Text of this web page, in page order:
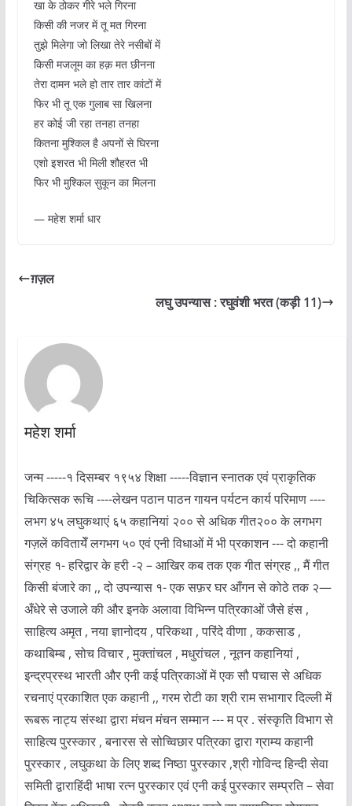
खा के ठोकर गीरे भले गिरना
किसी की नजर में तू मत गिरना
तुझे मिलेगा जो लिखा तेरे नसीबों में
किसी मजलूम का हक़ मत छीनना
तेरा दामन भले हो तार तार कांटों में
फिर भी तू एक गुलाब सा खिलना
हर कोई जी रहा तनहा तनहा
कितना मुश्किल है अपनों से घिरना
एशो इशरत भी मिली शौहरत भी
फिर भी मुश्किल सुकून का मिलना
— महेश शर्मा धार
ग़ज़ल
लघु उपन्यास : रघुवंशी भरत (कड़ी 11)
महेश शर्मा
जन्म -----१ दिसम्बर १९५४ शिक्षा -----विज्ञान स्नातक एवं प्राकृतिक
चिकित्सक रूचि ----लेखन पठान पाठन गायन पर्यटन कार्य परिमाण ----
लभग ४५ लघुकथाएं ६५ कहानियां २०० से अधिक गीत२०० के लगभग
गज़लें कवितायेँ लगभग ५० एवं एनी विधाओं में भी प्रकाशन --- दो कहानी
संग्रह १- हरिद्वार के हरी -२ – आखिर कब तक एक गीत संग्रह ,, मैं गीत
किसी बंजारे का ,, दो उपन्यास १- एक सफ़र घर आँगन से कोठे तक २—
अँधेरे से उजाले की और इनके अलावा विभिन्न पत्रिकाओं जैसे हंस ,
साहित्य अमृत , नया ज्ञानोदय , परिकथा , परिंदे वीणा , ककसाड ,
कथाबिम्ब , सोच विचार , मुक्तांचल , मधुरांचल , नूतन कहानियां ,
इन्द्रप्रस्थ भारती और एनी कई पत्रिकाओं में एक सौ पचास से अधिक
रचनाएं प्रकाशित एक कहानी ,, गरम रोटी का श्री राम सभागार दिल्ली में
रूबरू नाट्य संस्था द्वारा मंचन मंचन सम्मान --- म प्र . संस्कृति विभाग से
साहित्य पुरस्कार , बनारस से सोच्विछार पत्रिका द्वारा ग्राम्य कहानी
पुरस्कार , लघुकथा के लिए शब्द निष्ठा पुरस्कार ,श्री गोविन्द हिन्दी सेवा
समिती द्वाराहिंदी भाषा रत्न पुरस्कार एवं एनी कई पुरस्कार सम्प्रति – सेवा